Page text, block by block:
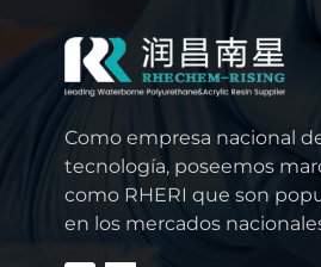
Como empresa nacional
tecnología, poseemos
como RHERI que son
en los mercados